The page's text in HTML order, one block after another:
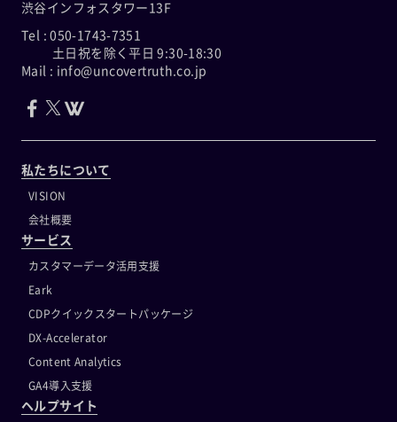
渋谷インフォスタワー13F
Tel : 050-1743-7351
土日祝を除く平日 9:30-18:30
Mail : info@uncovertruth.co.jp
私たちについて
VISION
会社概要
サービス
カスタマーデータ活用支援
Eark
CDPクイックスタートパッケージ
DX-Accelerator
Content Analytics
GA4導入支援
ヘルプサイト